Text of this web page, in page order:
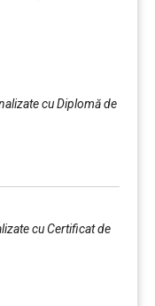
cu Diplomă de
cu Certificat de